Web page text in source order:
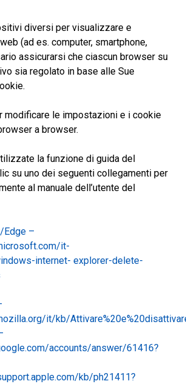
diversi per visualizzare e
(ad es. computer, smartphone,
assicurarsi che ciascun browser su
sia regolato in base alle Sue
modificare le impostazioni e i cookie
a browser.
la funzione di guida del
su uno dei seguenti collegamenti per
al manuale dell’utente del
Edge –
it-
internet- explorer-delete-
it/kb/
accounts/answer/61416?
kb/ph21411?